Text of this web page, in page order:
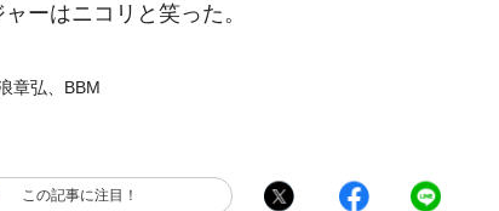
ーはニコリと笑った。
章弘、BBM
この記事に注目！